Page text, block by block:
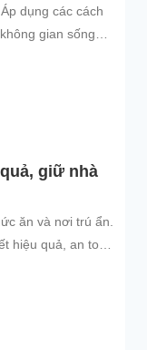
dụng các cách
gian sống
giữ nhà
ăn và nơi trú ẩn.
hiệu quả, an toàn